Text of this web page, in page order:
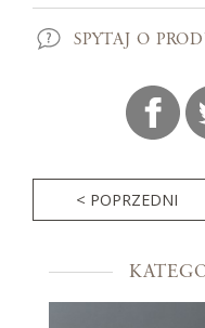
SPYTAJ O
< POPRZEDNI